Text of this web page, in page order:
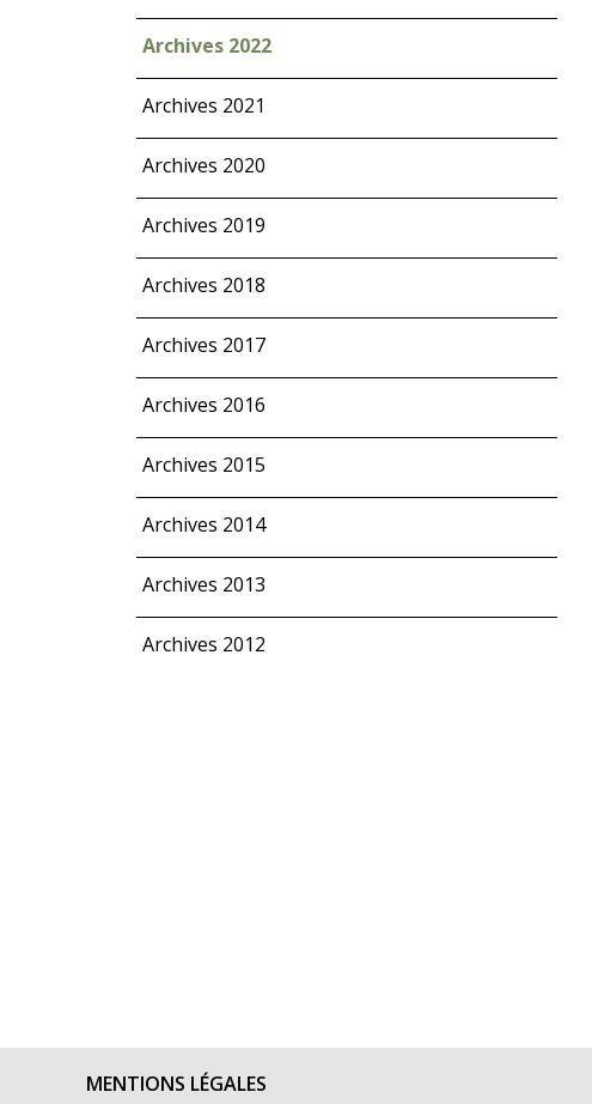
Archives 2022
Archives 2021
Archives 2020
Archives 2019
Archives 2018
Archives 2017
Archives 2016
Archives 2015
Archives 2014
Archives 2013
Archives 2012
MENTIONS LÉGALES